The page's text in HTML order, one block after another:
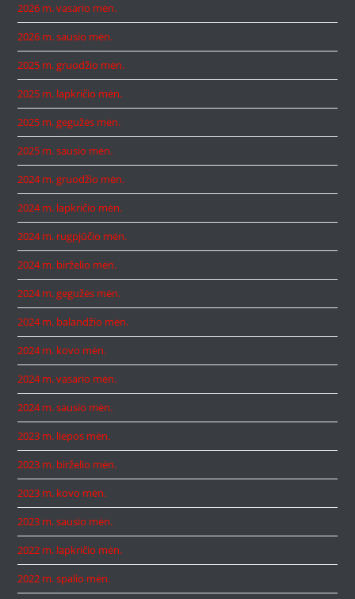
2026 m. vasario mėn.
2026 m. sausio mėn.
2025 m. gruodžio mėn.
2025 m. lapkričio mėn.
2025 m. gegužės mėn.
2025 m. sausio mėn.
2024 m. gruodžio mėn.
2024 m. lapkričio mėn.
2024 m. rugpjūčio mėn.
2024 m. birželio mėn.
2024 m. gegužės mėn.
2024 m. balandžio mėn.
2024 m. kovo mėn.
2024 m. vasario mėn.
2024 m. sausio mėn.
2023 m. liepos mėn.
2023 m. birželio mėn.
2023 m. kovo mėn.
2023 m. sausio mėn.
2022 m. lapkričio mėn.
2022 m. spalio mėn.